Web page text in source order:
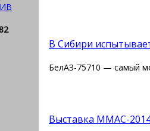
В Сибири
БелАЗ-75710​ — самый
Выставка ММАС-